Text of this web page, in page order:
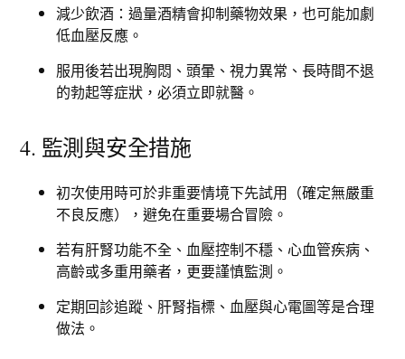
減少飲酒：過量酒精會抑制藥物效果，也可能加劇
低血壓反應。
服用後若出現胸悶、頭暈、視力異常、長時間不退
的勃起等症狀，必須立即就醫。
4. 監測與安全措施
初次使用時可於非重要情境下先試用（確定無嚴重
不良反應），避免在重要場合冒險。
若有肝腎功能不全、血壓控制不穩、心血管疾病、
高齡或多重用藥者，更要謹慎監測。
定期回診追蹤、肝腎指標、血壓與心電圖等是合理
做法。